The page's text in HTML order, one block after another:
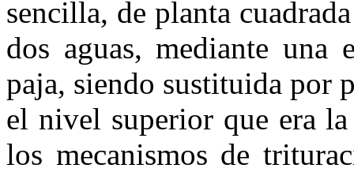
sencilla, de planta
dos aguas, mediante una
paja, siendo sustituida por
el nivel superior que era
los mecanismos de